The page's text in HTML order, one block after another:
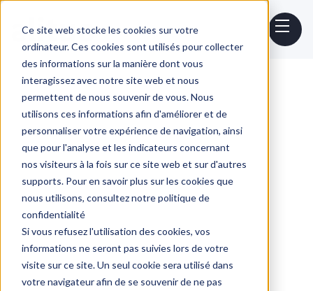
Ce site web stocke les cookies sur votre
ordinateur. Ces cookies sont utilisés pour collecter
des informations sur la manière dont vous
interagissez avec notre site web et nous
permettent de nous souvenir de vous. Nous
utilisons ces informations afin d'améliorer et de
personnaliser votre expérience de navigation, ainsi
que pour l'analyse et les indicateurs concernant
nos visiteurs à la fois sur ce site web et sur d'autres
supports. Pour en savoir plus sur les cookies que
nous utilisons, consultez notre politique de
confidentialité
Si vous refusez l'utilisation des cookies, vos
informations ne seront pas suivies lors de votre
visite sur ce site. Un seul cookie sera utilisé dans
votre navigateur afin de se souvenir de ne pas
Tool training
Les outils que nous pouvons
recommander
Voici la liste non exhaustive des outils que